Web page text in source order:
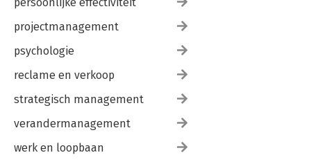
persoonlijke effectiviteit
projectmanagement
psychologie
reclame en verkoop
strategisch management
verandermanagement
werk en loopbaan